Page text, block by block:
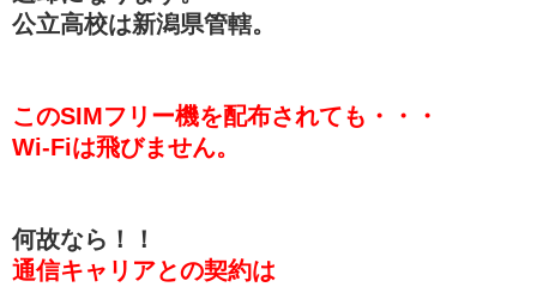
公立高校は新潟県管轄。
このSIMフリー機を配布されても・・・
Wi-Fiは飛びません。
何故なら！！
通信キャリアとの契約は